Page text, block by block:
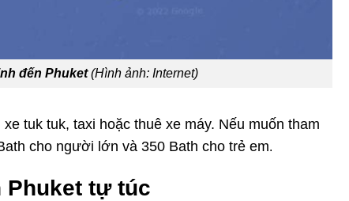
đến Phuket(Hình ảnh: Internet)
tuk tuk, taxi hoặc thuê xe máy. Nếu muốn tham
cho người lớn và 350 Bath cho trẻ em.
Phuket tự túc